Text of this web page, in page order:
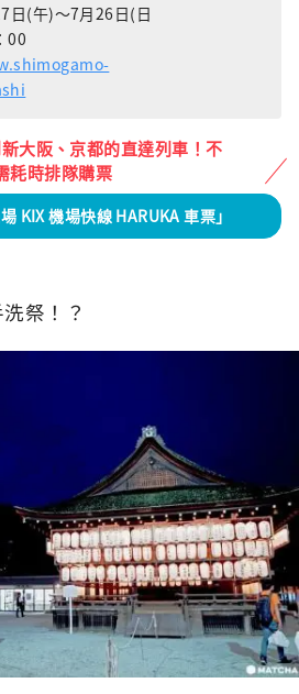
日(午)〜7月26日(日
00
大阪、京都的直達列車！不
耗時排隊購票
KIX 機場快線 HARUKA 車票」
祭！？